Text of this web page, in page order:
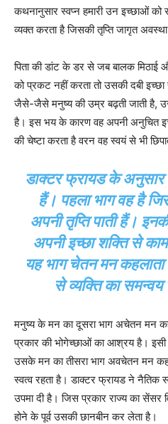
कथनानुसार स्वप्न हमारी उन इच्छाओं
व्यक्त करता है जिसकी तृप्ति जागृत अवस्था
पिता की डांट के डर से जब बालक मिठाई
को प्रकट नहीं करता तो उसकी दबी इच्छा
जैसे-जैसे मनुष्य की उम्र बढ़ती जाती है,
है। इस भय के कारण वह अपनी अनुचित
की चेष्टा करता है वरन वह स्वयं से भी
डाक्टर फ्रायड के अनुसार
हैं। पहला भाग वह है
अपनी तृप्ति पाती हैं।
अपनी इच्छा शक्ति से
यह भाग चेतन मन कहलाता
से व्यक्ति का
मनुष्य के मन का दूसरा भाग अचेतन मन
प्रकार की भोगेच्छाओं का आश्रय है। इसी
उसके मन का तीसरा भाग अवचेतन मन
स्वत्व रहता है। डाक्टर फ्रायड ने नैतिक
उपमा दी है। जिस प्रकार राज्य का सेंसर
होने के पूर्व उसकी छानबीन कर लेता है।